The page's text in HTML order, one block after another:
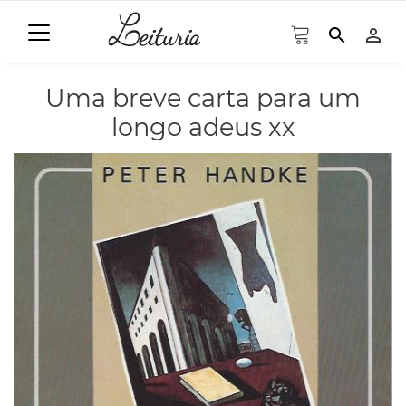
search person_outline
Uma breve carta para um
longo adeus xx